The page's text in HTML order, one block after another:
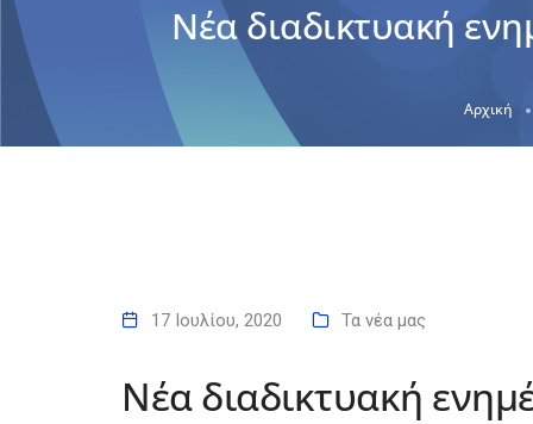
Νέα διαδικτυακή
Αρχική
17 Ιουλίου, 2020 Τα νέα μας
Νέα διαδικτυακή